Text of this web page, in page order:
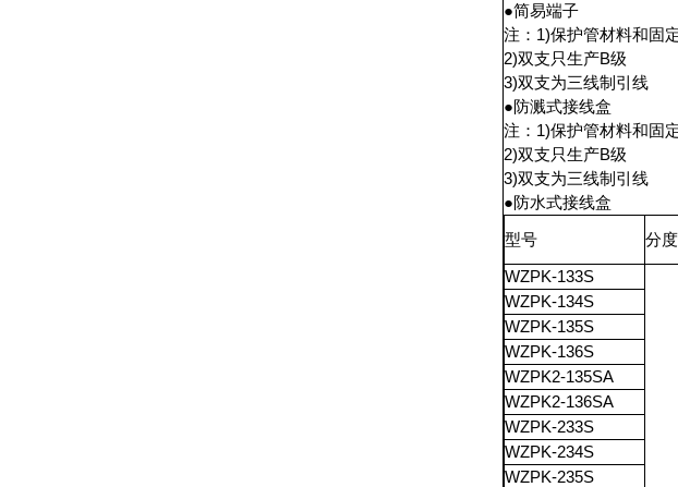
●简易端子
注：1)保护管材料和固
2)双支只生产B级
3)双支为三线制引线
●防溅式接线盒
注：1)保护管材料和固
2)双支只生产B级
3)双支为三线制引线
●防水式接线盒
型号
分
WZPK-133S
WZPK-134S
WZPK-135S
WZPK-136S
WZPK2-135SA
WZPK2-136SA
WZPK-233S
WZPK-234S
WZPK-235S